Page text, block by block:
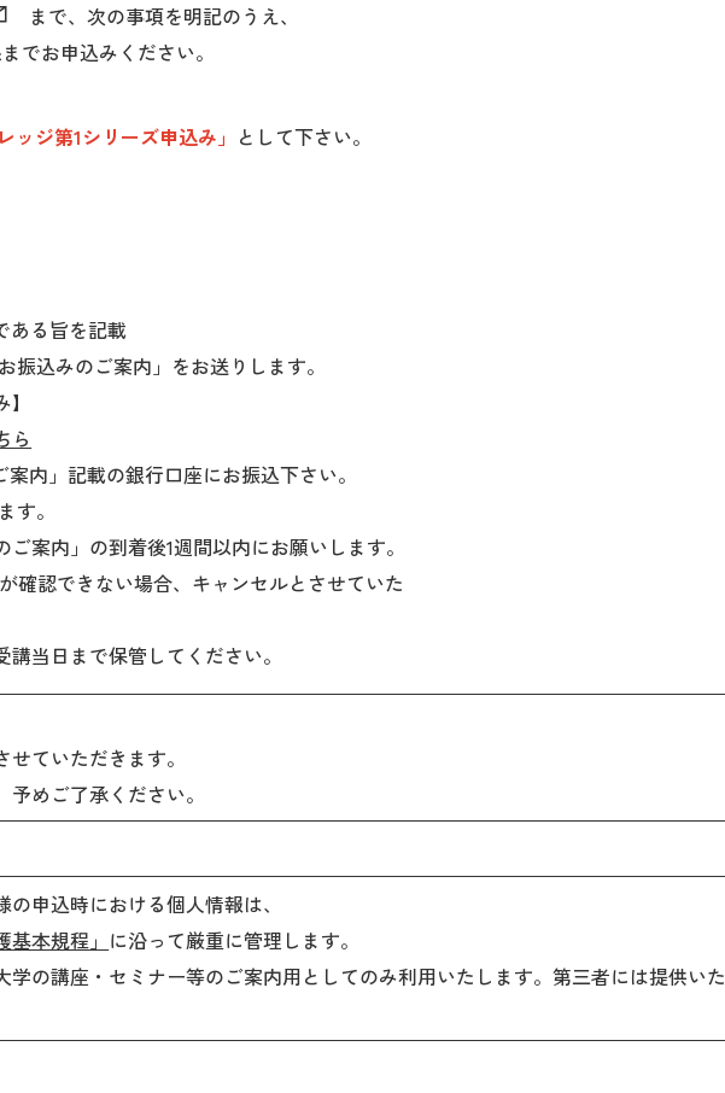
まで、次の事項を明記のうえ、
でお申込みください。
ッジ第1シリーズ申込み」 として下さい。
る旨を記載
込みのご案内」をお送りします。
ら
内」記載の銀行口座にお振込下さい。
。
案内」の到着後1週間以内にお願いします。
確認できない場合、キャンセルとさせていた
当日まで保管してください。
ていただきます。
めご了承ください。
申込時における個人情報は、
本規程」 に沿って厳重に管理します。
学の講座・セミナー等のご案内用としてのみ利用いたします。第三者には提供いた